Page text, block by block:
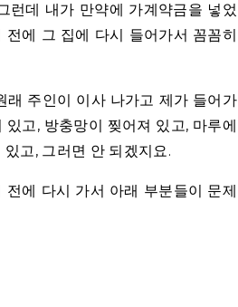
런데 내가 만약에 가계약금을 넣었
에 그 집에 다시 들어가서 꼼꼼히
래 주인이 이사 나가고 제가 들어가
고, 방충망이 찢어져 있고, 마루에
고, 그러면 안 되겠지요.
에 다시 가서 아래 부분들이 문제